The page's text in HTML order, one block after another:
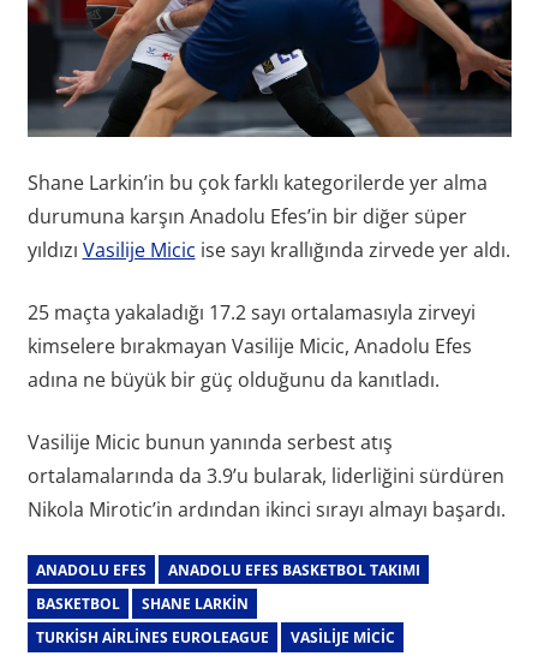
Shane Larkin’in bu çok farklı kategorilerde yer alma
durumuna karşın Anadolu Efes’in bir diğer süper
yıldızı Vasilije Micic ise sayı krallığında zirvede yer aldı.
25 maçta yakaladığı 17.2 sayı ortalamasıyla zirveyi
kimselere bırakmayan Vasilije Micic, Anadolu Efes
adına ne büyük bir güç olduğunu da kanıtladı.
Vasilije Micic bunun yanında serbest atış
ortalamalarında da 3.9’u bularak, liderliğini sürdüren
Nikola Mirotic’in ardından ikinci sırayı almayı başardı.
ANADOLU EFES
ANADOLU EFES BASKETBOL TAKIMI
BASKETBOL
SHANE LARKIN
TURKISH AIRLINES EUROLEAGUE
VASILIJE MICIC